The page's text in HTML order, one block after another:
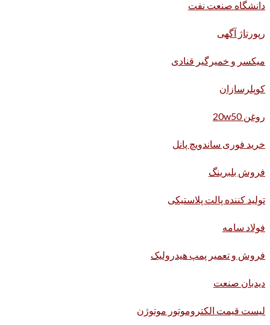
دانشگاه صنعت نفت
رپورتاژ آگهی
میکسر و خمیرگیر قنادی
کوپلرسازان
روغن 20w50
خرید فوری ساندویچ پانل
فروش بلبرینگ
تولید کننده پالت پلاستیکی
فولاد سامه
فروش و تعمیر پمپ هیدرولیک
دیدبان صنعت
لیست قیمت الکتروموتور موتوژن